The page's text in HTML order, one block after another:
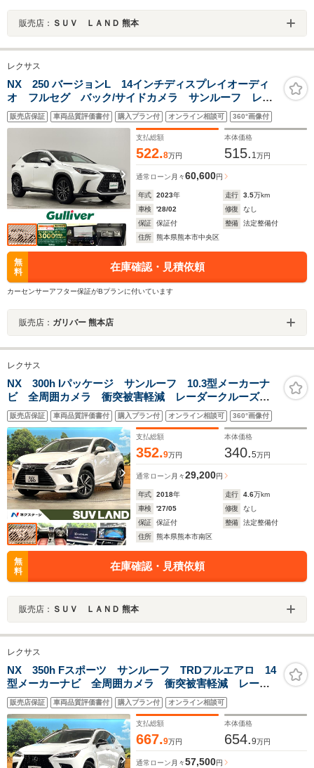
販売店： ＳＵＶ ＬＡＮＤ 熊本
レクサス
NX 250 バージョンL 14インチディスプレイオーディ
オ フルセグ バック/サイドカメラ サンルーフ レク
サスセーフティシステム レザーシート パワーシー
ト シートヒーター ベンチレーション ステアリング
販売店保証 車両品質評価書付 購入プラン付 オンライン相談可 360°画像付
支払総額
522.8万円
本体価格
515. 1万円
通常ローン 月々60,600円
年式 2023年 走行 3.5万km
車検
'28/02 修復
なし
保証
保証付 整備
法定整備付
住所
熊本県熊本市中央区
無
料
在庫確認・見積依頼
カーセンサーアフター保証がBプランに付いています
販売店： ガリバー 熊本店
レクサス
NX 300h Iパッケージ サンルーフ 10.3型メーカーナ
ビ 全周囲カメラ 衝突被害軽減 レーダークルーズ
禁煙車 電動リアゲート 合皮シート ドラレコ コー
ナーセンサー 3眼LEDヘッド ETC2.0 純正18インチ
アルミ
販売店保証 車両品質評価書付 購入プラン付 オンライン相談可 360°画像付
支払総額
352.9万円
本体価格
340.5万円
通常ローン 月々29,200円
年式 2018年 走行 4.6万km
車検
'27/05 修復
なし
保証
保証付 整備
法定整備付
住所
熊本県熊本市南区
無
料
在庫確認・見積依頼
販売店： ＳＵＶ ＬＡＮＤ 熊本
レクサス
NX 350h Fスポーツ サンルーフ TRDフルエアロ 14
型メーカーナビ 全周囲カメラ 衝突被害軽減 レーダ
ークルーズ 禁煙車 電動リアゲート ワイヤレス充
電 革シート デジタルインナーミラー 前席シートエ
アコン ドラレコ
販売店保証 車両品質評価書付 購入プラン付 オンライン相談可
支払総額
667.9万円
本体価格
654.9万円
通常ローン 月々57,500円